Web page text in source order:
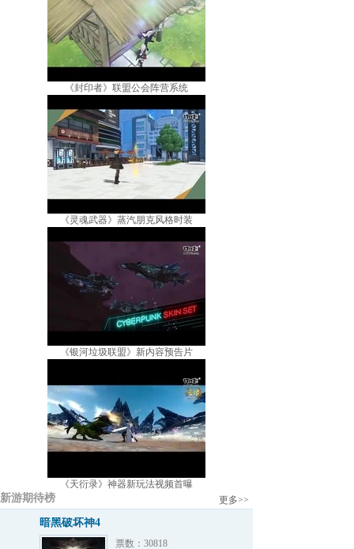
《封印者》联盟公会阵营系统
《灵魂武器》蒸汽朋克风格时装
《银河垃圾联盟》新内容预告片
《天衍录》神器新玩法视频首曝
新游期待榜 更多>>
暗黑破坏神4
票数：30818